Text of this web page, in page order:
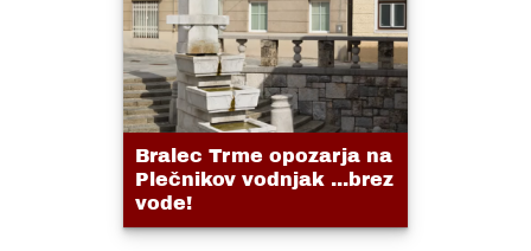
Bralec Trme opozarja na
Plečnikov vodnjak ...brez
vode!